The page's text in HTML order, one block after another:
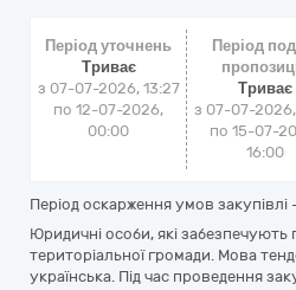
Період уточнень
Триває
з 07-07-2026, 13:27
по 12-07-2026,
00:00
Період
Триває
з 07-07-2026,
по 15-07-
16:00
Період оскарження умов закупівлі
Юридичні особи, які забезпечують
територіальної громади. Мова
українська. Під час проведення